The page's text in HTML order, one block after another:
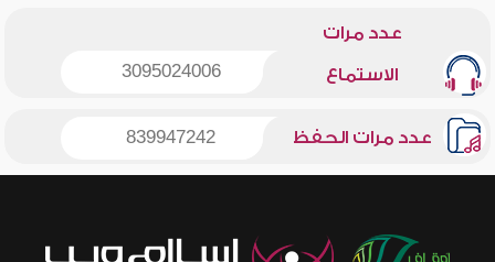
عدد مرات
الاستماع 3095024006
عدد مرات الحفظ 839947242